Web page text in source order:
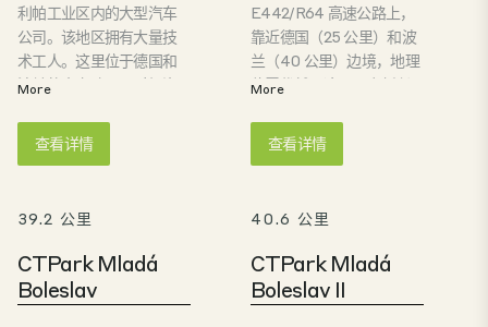
利帕工业区内的大型汽车
公司。该地区拥有大量技
术工人。这里位于德国和
波兰的十字路口，对投资
的新兴区域。
More
查看详情
E442/R64 高速公路上，
靠近德国（25 公里）和波
兰（40 公里）边境，地理
位置优越。这是一个新兴
具有悠久的工业传统。这
里人口密度高，失业率高
More
查看详情
39.2 公里
CTPark Mladá
Boleslav
40.6 公里
CTPark Mladá
Boleslav II